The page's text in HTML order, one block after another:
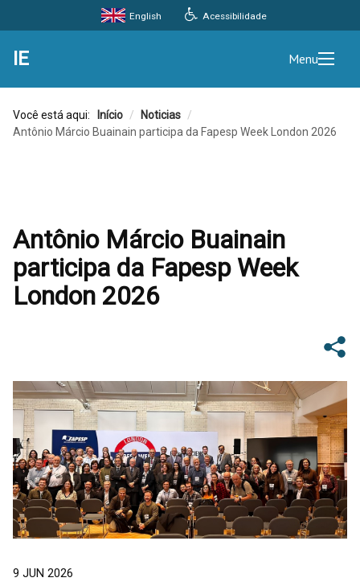
Acessibilidade
English
IE Menu
Você está aqui: Início / Noticias /
Antônio Márcio Buainain participa da Fapesp Week London 2026
Antônio Márcio Buainain
participa da Fapesp Week
London 2026
9 JUN 2026